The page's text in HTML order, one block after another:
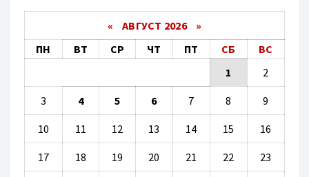
« АВГУСТ 2026 »
ПН
ВТ СР ЧТ ПТ СБ
ВС
1
2
3 4 5 6 7 8 9
10 11 12 13 14 15 16
17 18 19 20 21 22 23